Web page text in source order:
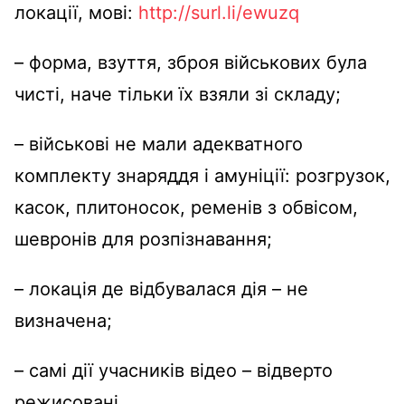
локації, мові: http://surl.li/ewuzq
– форма, взуття, зброя військових була
чисті, наче тільки їх взяли зі складу;
– військові не мали адекватного
комплекту знаряддя і амуніції: розгрузок,
касок, плитоносок, ременів з обвісом,
шевронів для розпізнавання;
– локація де відбувалася дія – не
визначена;
– самі дії учасників відео – відверто